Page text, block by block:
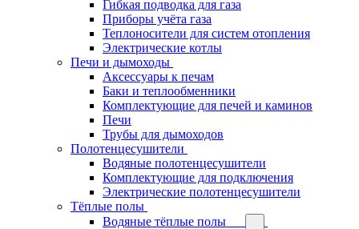
Гибкая подводка для газа
Приборы учёта газа
Теплоносители для систем отопления
Электрические котлы
Печи и дымоходы
Аксессуары к печам
Баки и теплообменники
Комплектующие для печей и каминов
Печи
Трубы для дымоходов
Полотенцесушители
Водяные полотенцесушители
Комплектующие для подключения
Электрические полотенцесушители
Тёплые полы
Водяные тёплые полы